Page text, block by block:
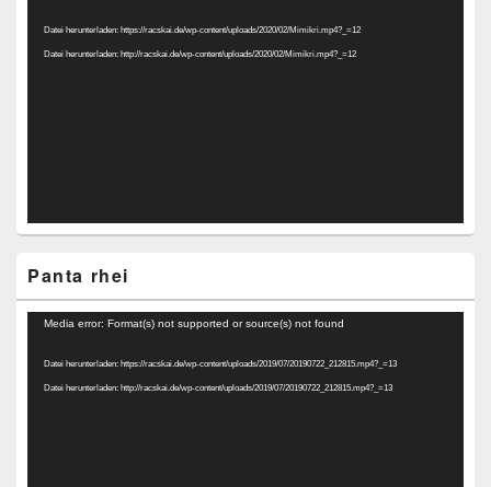
Datei herunterladen: https://racskai.de/wp-content/uploads/2020/02/Mimikri.mp4?_=12
Datei herunterladen: http://racskai.de/wp-content/uploads/2020/02/Mimikri.mp4?_=12
Panta rhei
Video-
Media error: Format(s) not supported or source(s) not found
Datei herunterladen: https://racskai.de/wp-content/uploads/2019/07/20190722_212815.mp4?_=13
Datei herunterladen: http://racskai.de/wp-content/uploads/2019/07/20190722_212815.mp4?_=13